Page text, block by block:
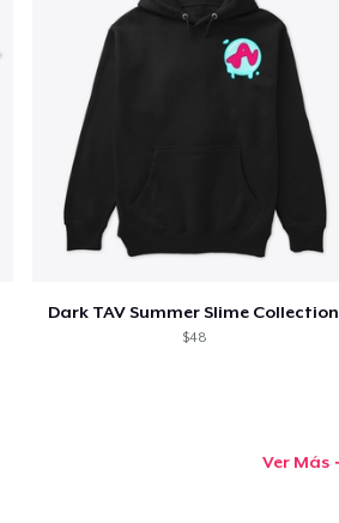
Dark TAV Summer Slime Collection
$48
Ver Más